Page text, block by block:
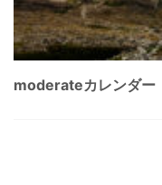
moderateカレンダー